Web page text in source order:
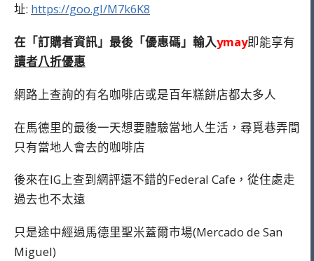
址: https://goo.gl/M7k6K8
在「訂購者資訊」最後「優惠碼」輸入ymay即能享有
讀者八折優惠
網路上查詢的有名咖啡店或是百年糕餅店都太多人
在馬德里的最後一天想要體驗當地人生活，尋覓巷弄間
只有當地人會去的咖啡店
後來在IG上查到網評還不錯的Federal Cafe，從住處走
過去也不太遠
只是途中經過馬德里聖米蓋爾市場(Mercado de San
Miguel)